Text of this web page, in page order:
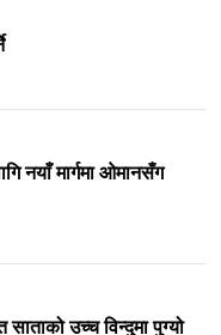
नयाँ मार्गमा ओमानसँग
उच्च विन्दुमा पुग्यो